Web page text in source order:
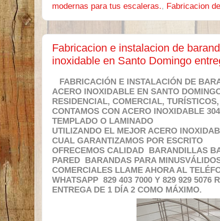
modernas para tus escaleras., Fabricacion
Fabricacion e instalacion de
inoxidable en Santo Domingo
FABRICACIÓN E INSTALACIÓN DE
ACERO INOXIDABLE EN SANTO
RESIDENCIAL, COMERCIAL,
CONTAMOS CON ACERO INOXIDABLE
TEMPLADO O LAMINADO
UTILIZANDO EL MEJOR ACERO
CUAL GARANTIZAMOS POR ESCRITO
OFRECEMOS CALIDAD BARANDILLAS
PARED BARANDAS PARA
COMERCIALES LLAME AHORA AL
WHATSAPP 829 403 7000 Y 829 929 5076
ENTREGA DE 1 DÍA 2 COMO MÁXIMO.